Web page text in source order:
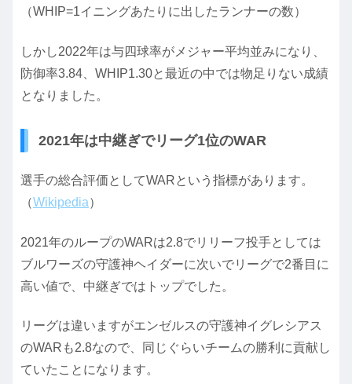
（WHIP=1イニングあたりに出したランナーの数）
しかし2022年は与四球率がメジャー平均並みになり、
防御率3.84、WHIP1.30と最近の中では物足りない成績
となりました。
2021年は中継ぎでリーグ1位のWAR
選手の総合評価としてWARという指標があります。
（Wikipedia）
2021年のループのWARは2.8でリリーフ投手としては
ブルワーズの守護神ヘイダーに次いでリーグで2番目に
高い値で、中継ぎではトップでした。
リーグは違いますがエンゼルスの守護神イグレシアス
のWARも2.8なので、同じぐらいチームの勝利に貢献し
ていたことになります。